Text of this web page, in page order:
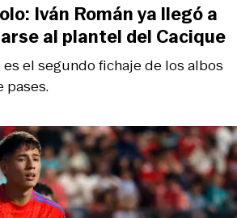
el segundo fichaje de los albos
pases.
Iván Román ya llegó a
al plantel del Cacique